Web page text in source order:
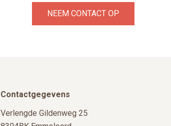
NEEM CONTACT OP
Contactgegevens
Verlengde Gildenweg 25